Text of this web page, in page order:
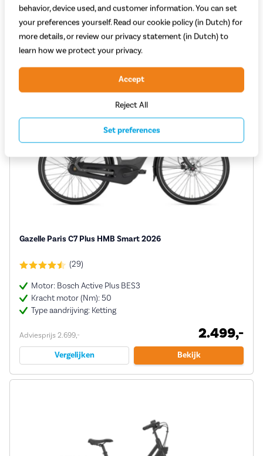
Gazelle Paris C7 Plus HMB Smart 2026
(29)
Motor: Bosch Active Plus BES3
Kracht motor (Nm): 50
Type aandrijving: Ketting
Adviesprijs 2.699,- 2.499,-
Vergelijken Bekijk
behavior, device used, and customer information. You can set
your preferences yourself. Read our cookie policy (in Dutch) for
more details, or review our privacy statement (in Dutch) to
learn how we protect your privacy.
Reject All
Accept
Set preferences